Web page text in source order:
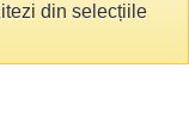
din selecțiile